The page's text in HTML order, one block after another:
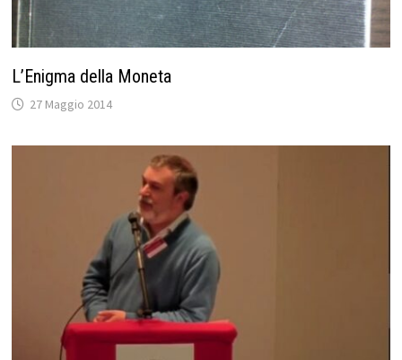
L’Enigma della Moneta
27 Maggio 2014